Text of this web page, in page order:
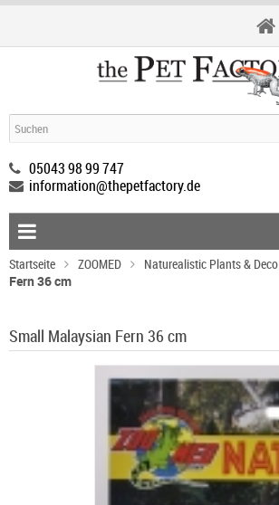
05043 98 99 747
information@thepetfactory.de
Startseite ZOOMED Naturealistic Plants & Deco
Fern 36 cm
Small Malaysian Fern 36 cm